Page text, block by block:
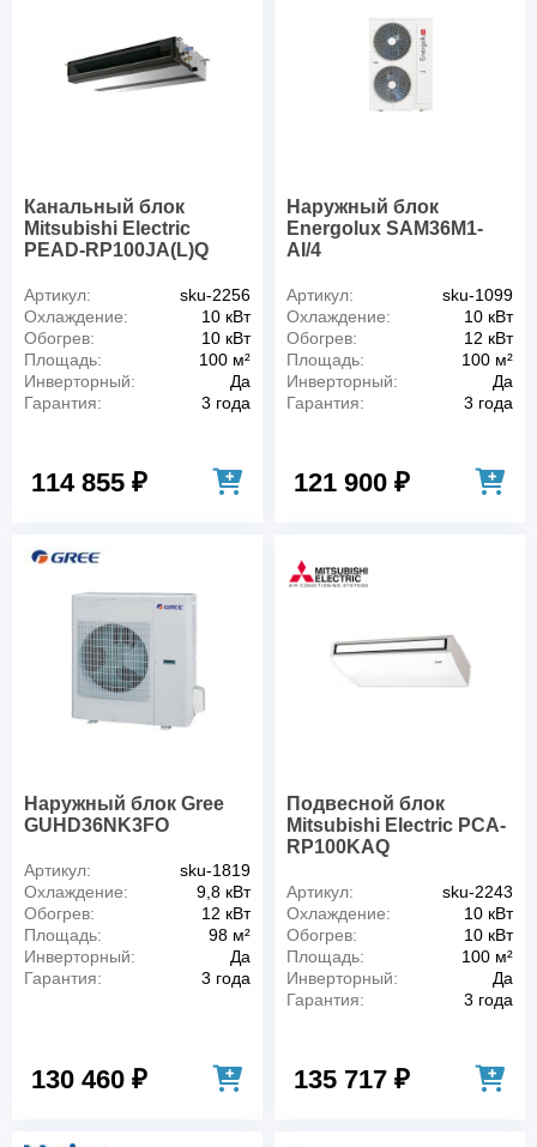
Канальный блок
Mitsubishi Electric
PEAD-RP100JA(L)Q
Артикул:
sku-2256
Охлаждение:
10 кВт
Обогрев:
10 кВт
Площадь:
100 м²
Инверторный:
Да
Гарантия:
3 года
114 855 ₽
Наружный блок
Energolux SAM36M1-
AI/4
Артикул:
sku-1099
Охлаждение:
10 кВт
Обогрев:
12 кВт
Площадь:
100 м²
Инверторный:
Да
Гарантия:
3 года
121 900 ₽
Наружный блок Gree
GUHD36NK3FO
Артикул:
sku-1819
Охлаждение:
9,8 кВт
Обогрев:
12 кВт
Площадь:
98 м²
Инверторный:
Да
Гарантия:
3 года
130 460 ₽
Подвесной блок
Mitsubishi Electric PCA-
RP100KAQ
Артикул:
sku-2243
Охлаждение:
10 кВт
Обогрев:
10 кВт
Площадь:
100 м²
Инверторный:
Да
Гарантия:
3 года
135 717 ₽